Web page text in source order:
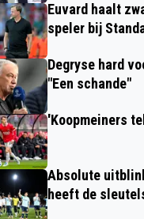
Euvard haalt
speler bij
Degryse hard
"Een schande"
'Koopmeiners
Absolute
heeft de